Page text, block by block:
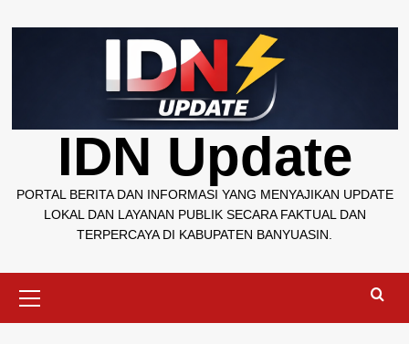
to
IDN Update
PORTAL BERITA DAN INFORMASI YANG MENYAJIKAN UPDATE
LOKAL DAN LAYANAN PUBLIK SECARA FAKTUAL DAN
TERPERCAYA DI KABUPATEN BANYUASIN.
Menu